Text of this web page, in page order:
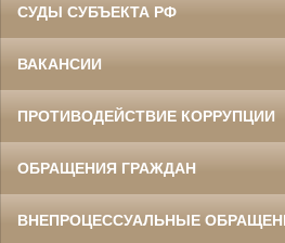
СУДЫ СУБЪЕКТА РФ
ВАКАНСИИ
ПРОТИВОДЕЙСТВИЕ КОРРУПЦИИ
ОБРАЩЕНИЯ ГРАЖДАН
ВНЕПРОЦЕССУАЛЬНЫЕ